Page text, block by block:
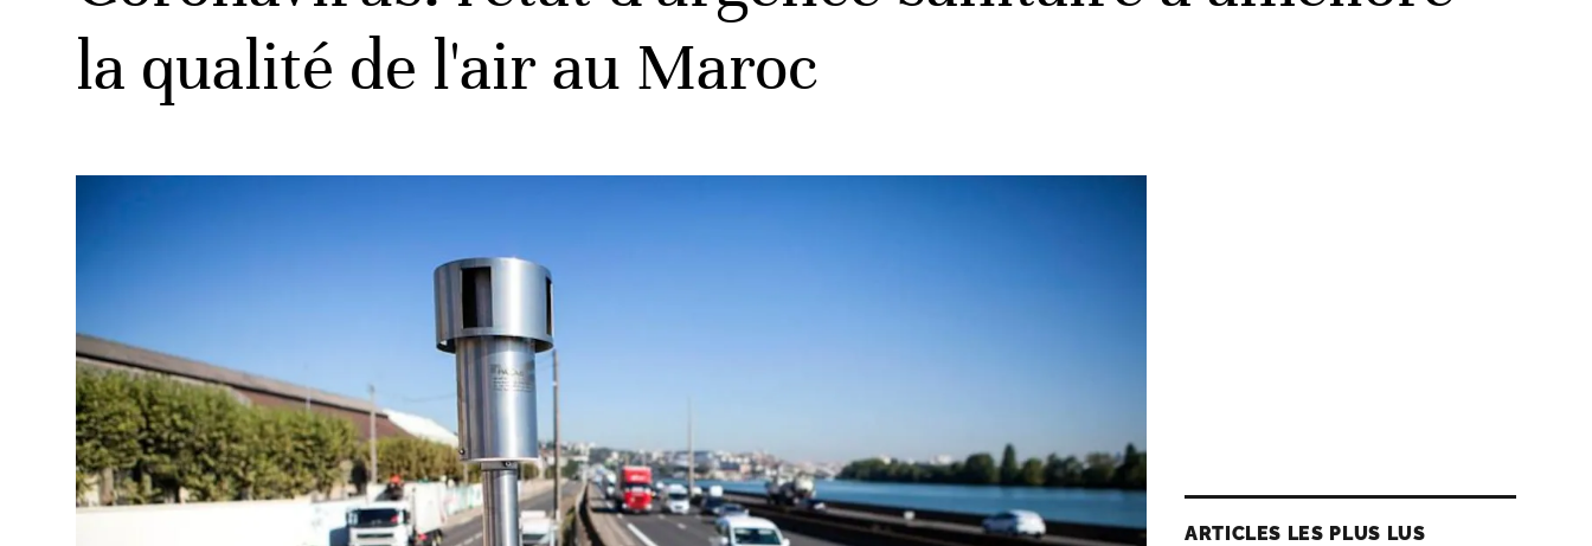
la qualité de l'air au Maroc
ARTICLES LES PLUS LUS